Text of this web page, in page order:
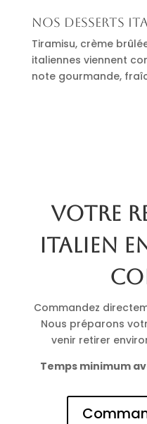
Nos desserts
Tiramisu, crème
italiennes viennent
note gourmande,
Votre
italien
Commandez
Nous préparons
venir retirer
Temps minimum